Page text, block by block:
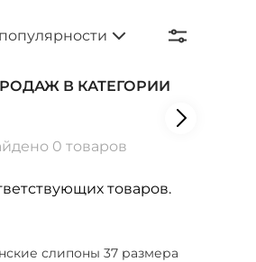
В КАТЕГОРИИ
0 товаров
товаров.
слипоны 37 размера